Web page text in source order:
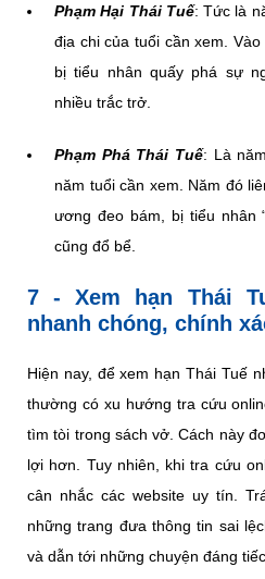
Phạm Hại Thái Tuế: Tức là
địa chi của tuổi cần xem.
bị tiểu nhân quấy phá sự
nhiều trắc trở.
Phạm Phá Thái Tuế: Là
năm tuổi cần xem. Năm đó
ương đeo bám, bị tiểu nhân
cũng đổ bể.
7 - Xem hạn Thái
nhanh chóng, chính
Hiện nay, để xem hạn Thái Tuế
thường có xu hướng tra cứu
tìm tòi trong sách vở. Cách này
lợi hơn. Tuy nhiên, khi tra cứu
cân nhắc các website uy tín.
những trang đưa thông tin sai
và dẫn tới những chuyện đáng tiếc.